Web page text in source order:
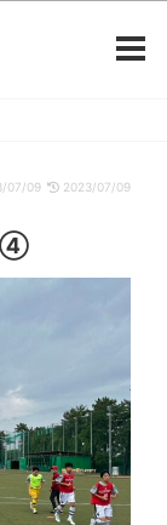
07/09 2023/07/09
④